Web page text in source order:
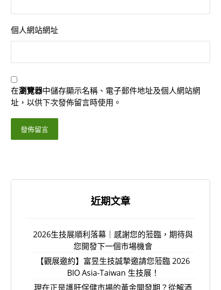
個人網站網址
在瀏覽器中儲存顯示名稱、電子郵件地址及個人網站網
址，以供下次發佈留言時使用。
近期文章
2026生技展順利落幕｜感謝您的蒞臨，期待與
您開發下一個市場機會
【觀展邀約】富昱生技誠摯邀請您蒞臨 2026
BIO Asia-Taiwan 生技展！
現在正是護肝保健市場的黃金開發期？從解酒